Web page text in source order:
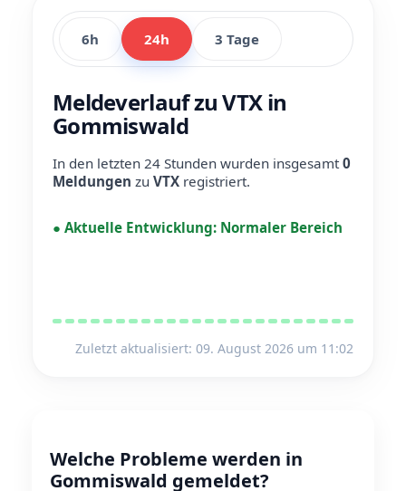
6h 24h 3 Tage
Meldeverlauf zu VTX in
Gommiswald
In den letzten 24 Stunden wurden insgesamt0
Meldungen zu VTX registriert.
● Aktuelle Entwicklung: Normaler Bereich
Zuletzt aktualisiert: 09. August 2026 um 11:02
Welche Probleme werden in
Gommiswald gemeldet?